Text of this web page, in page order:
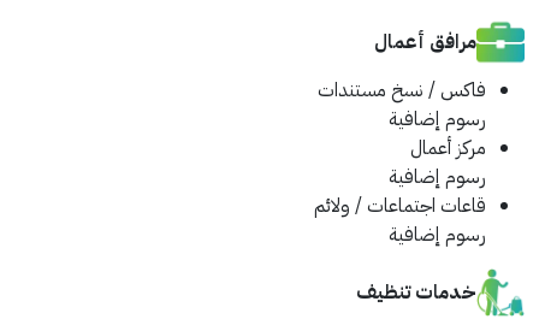
مرافق أعمال
فاكس / نسخ مستندات
رسوم إضافية
مركز أعمال
رسوم إضافية
قاعات اجتماعات / ولائم
رسوم إضافية
خدمات تنظيف